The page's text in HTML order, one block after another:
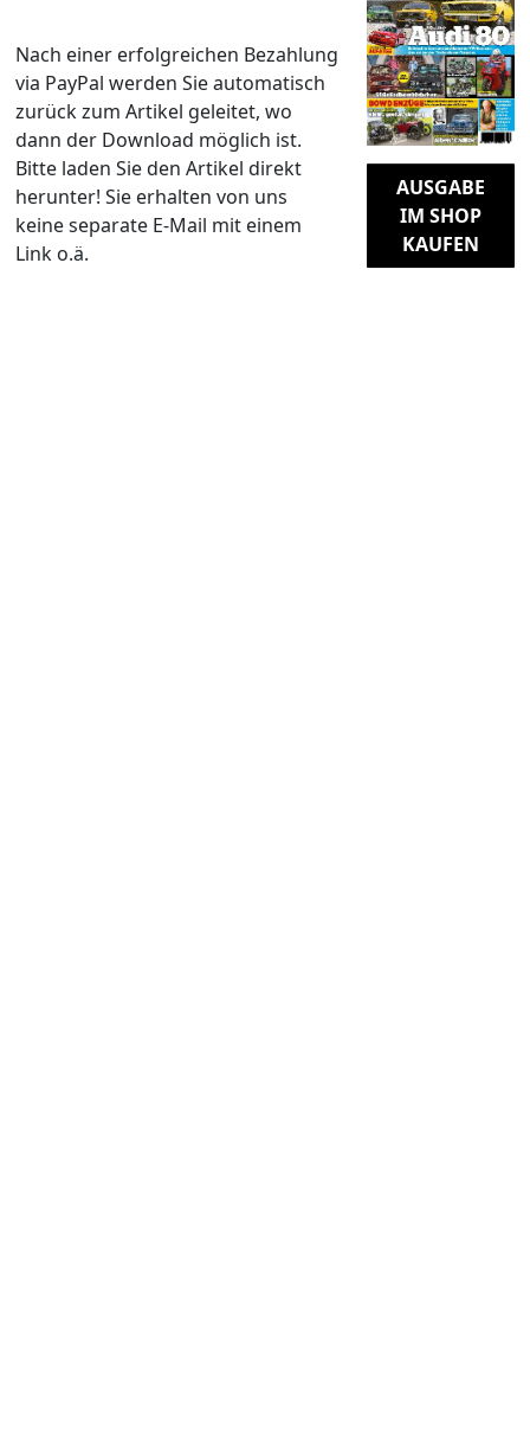
Nach einer erfolgreichen Bezahlung
via PayPal werden Sie automatisch
zurück zum Artikel geleitet, wo
dann der Download möglich ist.
Bitte laden Sie den Artikel direkt
herunter! Sie erhalten von uns
keine separate E-Mail mit einem
Link o.ä.
AUSGABE
IM SHOP
KAUFEN